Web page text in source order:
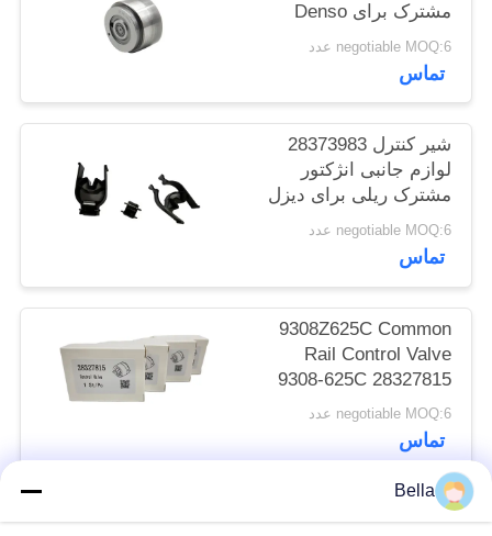
نقشه
سایت
PRIVACY
POLICY
مشترک برای Denso
Piezo
negotiable MOQ:6 عدد
تماس
شیر کنترل 28373983
لوازم جانبی انژکتور
مشترک ریلی برای دیزل
625C
negotiable MOQ:6 عدد
تماس
9308Z625C Common
Rail Control Valve
9308-625C 28327815
فشار بالا
negotiable MOQ:6 عدد
تماس
Bella